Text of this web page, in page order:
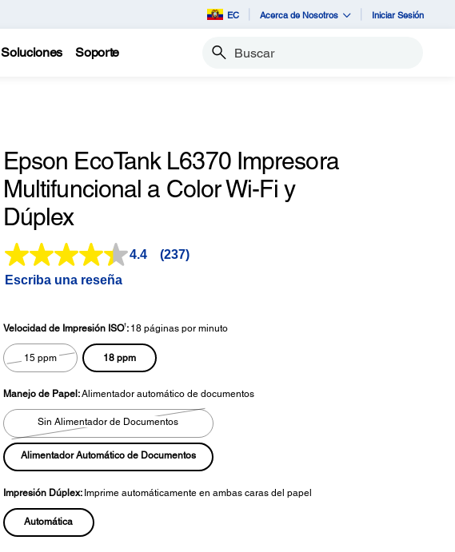
EC Acerca de Nosotros Iniciar Sesión
Soluciones Soporte Buscar
Epson EcoTank L6370 Impresora
Multifuncional a Color Wi-Fi y
Dúplex
4.4
Lea
la
misma
(237)
Escriba una reseña
Velocidad de Impresión ISO† : 18 páginas por minuto
15 ppm 18 ppm
Manejo de Papel:Alimentador automático de documentos
Sin Alimentador de Documentos
Alimentador Automático de Documentos
Impresión Dúplex: Imprime automáticamente en ambas caras del papel
Automática